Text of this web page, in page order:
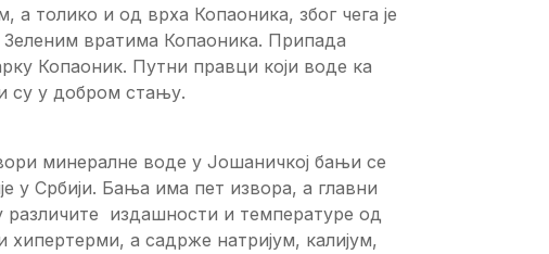
а толико и од врха Копаоника, због чега је
Зеленим вратима Копаоника. Припада
Копаоник. Путни правци који воде ка
су у добром стању.
минералне воде у Јошаничкој бањи се
у Србији. Бања има пет извора, а главни
различите издашности и температуре од
а садрже натријум, калијум,